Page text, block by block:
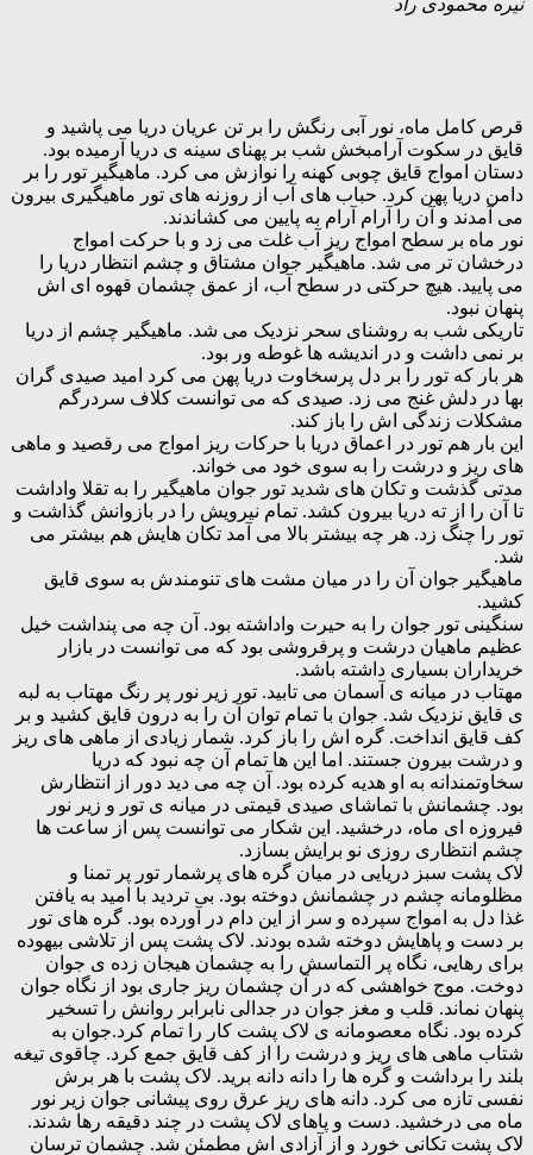
قرص کامل ماه، نور آبی رنگش را بر تن عریان دریا می پاشید و
قایق در سکوت آرامبخش شب بر پهنای سینه ی دریا آرمیده بود.
دستان امواج قایق چوبی کهنه را نوازش می کرد. ماهیگیر تور را بر
دامن دریا پهن کرد. حباب های آب از روزنه های تور ماهیگیری بیرون
می آمدند و آن را آرام آرام به پایین می کشاندند.
نور ماه بر سطح امواج ریز آب غلت می زد و با حرکت امواج
درخشان تر می شد. ماهیگیر جوان مشتاق و چشم انتظار دریا را
می پایید. هیچ حرکتی در سطح آب، از عمق چشمان قهوه ای اش
پنهان نبود.
تاریکی شب به روشنای سحر نزدیک می شد. ماهیگیر چشم از دریا
بر نمی داشت و در اندیشه ها غوطه ور بود.
هر بار که تور را بر دل پرسخاوت دریا پهن می کرد امید صیدی گران
بها در دلش غنج می زد. صیدی که می توانست کلاف سردرگم
مشکلات زندگی اش را باز کند.
این بار هم تور در اعماق دریا با حرکات ریز امواج می رقصید و ماهی
های ریز و درشت را به سوی خود می خواند.
مدتی گذشت و تکان های شدید تور جوان ماهیگیر را به تقلا واداشت
تا آن را از ته دریا بیرون کشد. تمام نیرویش را در بازوانش گذاشت و
تور را چنگ زد. هر چه بیشتر بالا می آمد تکان هایش هم بیشتر می
شد.
ماهیگیر جوان آن را در میان مشت های تنومندش به سوی قایق
کشید.
سنگینی تور جوان را به حیرت واداشته بود. آن چه می پنداشت خیل
عظیم ماهیان درشت و پرفروشی بود که می توانست در بازار
خریداران بسیاری داشته باشد.
مهتاب در میانه ی آسمان می تابید. تور زیر نور پر رنگ مهتاب به لبه
ی قایق نزدیک شد. جوان با تمام توان آن را به درون قایق کشید و بر
کف قایق انداخت. گره اش را باز کرد. شمار زیادی از ماهی های ریز
و درشت بیرون جستند. اما این ها تمام آن چه نبود که دریا
سخاوتمندانه به او هدیه کرده بود. آن چه می دید دور از انتظارش
بود. چشمانش با تماشای صیدی قیمتی در میانه ی تور و زیر نور
فیروزه ای ماه، درخشید. این شکار می توانست پس از ساعت ها
چشم انتظاری روزی نو برایش بسازد.
لاک پشت سبز دریایی در میان گره های پرشمار تور پر تمنا و
مظلومانه چشم در چشمانش دوخته بود. بی تردید با امید به یافتن
غذا دل به امواج سپرده و سر از این دام در آورده بود. گره های تور
بر دست و پاهایش دوخته شده بودند. لاک پشت پس از تلاشی بیهوده
برای رهایی، نگاه پر التماسش را به چشمان هیجان زده ی جوان
دوخت. موج خواهشی که در آن چشمان ریز جاری بود از نگاه جوان
پنهان نماند. قلب و مغز جوان در جدالی نابرابر روانش را تسخیر
کرده بود. نگاه معصومانه ی لاک پشت کار را تمام کرد.جوان به
شتاب ماهی های ریز و درشت را از کف قایق جمع کرد. چاقوی تیغه
بلند را برداشت و گره ها را دانه دانه برید. لاک پشت با هر برش
نفسی تازه می کرد. دانه های ریز عرق روی پیشانی جوان زیر نور
ماه می درخشید. دست و پاهای لاک پشت در چند دقیقه رها شدند.
لاک پشت تکانی خورد و از آزادی اش مطمئن شد. چشمان ترسان